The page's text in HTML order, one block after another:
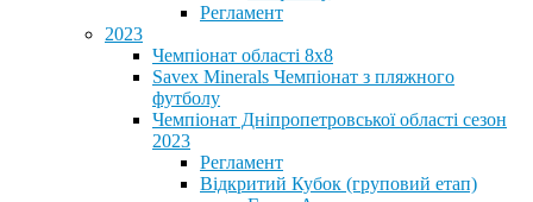
Регламент
2023
Чемпіонат області 8х8
Savex Minerals Чемпіонат з пляжного
футболу
Чемпіонат Дніпропетровської області сезон
2023
Регламент
Відкритий Кубок (груповий етап)